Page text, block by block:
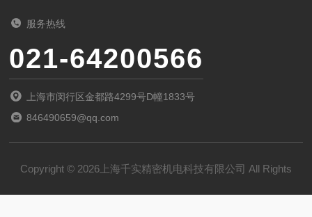
服务热线
021-64200566
上海市闵行区金都路4299号D幢1833号
846490659@qq.com
Copyright © 2026上海千实精密机电科技有限公司 All Rights